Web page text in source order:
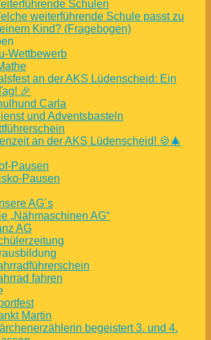
Schulen
weiterführende Schule passt zu
Kind? (Fragebogen)
Wettbewerb
an der AKS Lüdenscheid: Ein
🎉
Carla
und Adventsbasteln
an der AKS Lüdenscheid! 🍪🎄
Pausen
Pausen
AG´s
„Nähmaschinen AG“
AG
fahren
Martin
begeistert 3. und 4.